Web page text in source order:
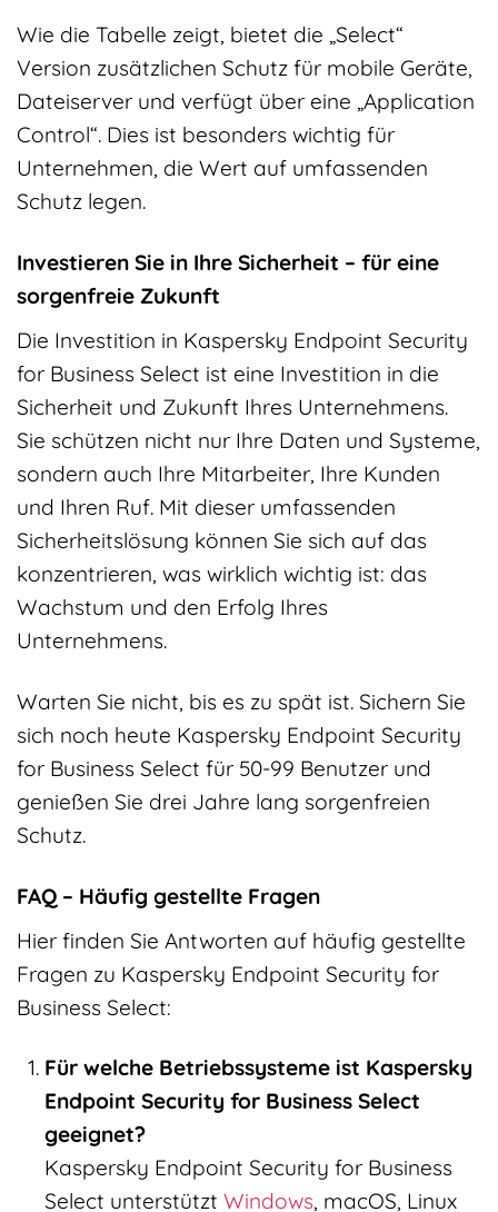
Wie die Tabelle zeigt, bietet die „Select“
Version zusätzlichen Schutz für mobile Geräte,
Dateiserver und verfügt über eine „Application
Control“. Dies ist besonders wichtig für
Unternehmen, die Wert auf umfassenden
Schutz legen.
Investieren Sie in Ihre Sicherheit – für eine
sorgenfreie Zukunft
Die Investition in Kaspersky Endpoint Security
for Business Select ist eine Investition in die
Sicherheit und Zukunft Ihres Unternehmens.
Sie schützen nicht nur Ihre Daten und Systeme,
sondern auch Ihre Mitarbeiter, Ihre Kunden
und Ihren Ruf. Mit dieser umfassenden
Sicherheitslösung können Sie sich auf das
konzentrieren, was wirklich wichtig ist: das
Wachstum und den Erfolg Ihres
Unternehmens.
Warten Sie nicht, bis es zu spät ist. Sichern Sie
sich noch heute Kaspersky Endpoint Security
for Business Select für 50-99 Benutzer und
genießen Sie drei Jahre lang sorgenfreien
Schutz.
FAQ – Häufig gestellte Fragen
Hier finden Sie Antworten auf häufig gestellte
Fragen zu Kaspersky Endpoint Security for
Business Select:
Für welche Betriebssysteme ist Kaspersky
Endpoint Security for Business Select
geeignet?
Kaspersky Endpoint Security for Business
Select unterstützt Windows, macOS, Linux